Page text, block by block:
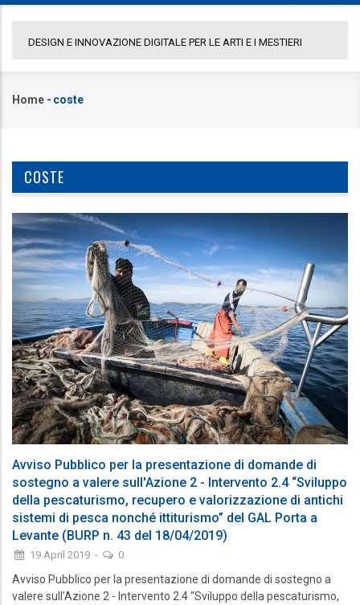
DESIGN E INNOVAZIONE DIGITALE PER LE ARTI E I MESTIERI
Briciole
Home - coste
COSTE
Avviso Pubblico per la presentazione di domande di
sostegno a valere sull'Azione 2 - Intervento 2.4 “Sviluppo
della pescaturismo, recupero e valorizzazione di antichi
sistemi di pesca nonché ittiturismo” del GAL Porta a
Levante (BURP n. 43 del 18/04/2019)
19 April 2019 - 0
Avviso Pubblico per la presentazione di domande di sostegno a
valere sull'Azione 2 - Intervento 2.4 “Sviluppo della pescaturismo,